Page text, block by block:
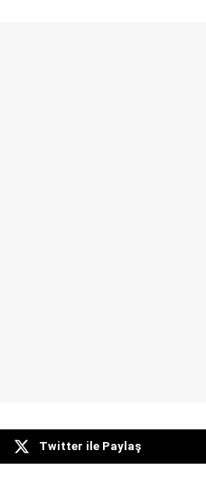
Twitter ile Paylaş